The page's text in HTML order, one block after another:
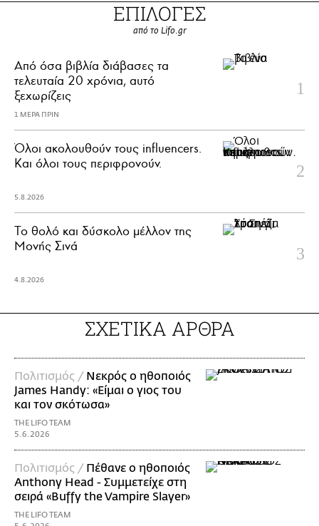
ΕΠΙΛΟΓΕΣ
από το Lifo.gr
Από όσα βιβλία διάβασες τα
τελευταία 20 χρόνια, αυτό
ξεχωρίζεις
1 ΜΕΡΑ ΠΡΙΝ
Όλοι ακολουθούν τους influencers.
Και όλοι τους περιφρονούν.
5.8.2026
Το θολό και δύσκολο μέλλον της
Μονής Σινά
4.8.2026
ΣΧΕΤΙΚΑ ΑΡΘΡΑ
Πολιτισμός / Νεκρός ο ηθοποιός
James Handy: «Είμαι ο γιος του
και τον σκότωσα»
THE LIFO TEAM
5.6.2026
Πολιτισμός / Πέθανε ο ηθοποιός
Anthony Head - Συμμετείχε στη
σειρά «Buffy the Vampire Slayer»
THE LIFO TEAM